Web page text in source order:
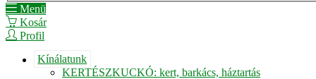
Menü
Kosár
Profil
Kínálatunk
KERTÉSZKUCKÓ: kert, barkács, háztartás